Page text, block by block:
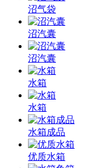
沼气袋
沼汽囊
沼汽囊
水箱
水箱
水箱成品
优质水箱